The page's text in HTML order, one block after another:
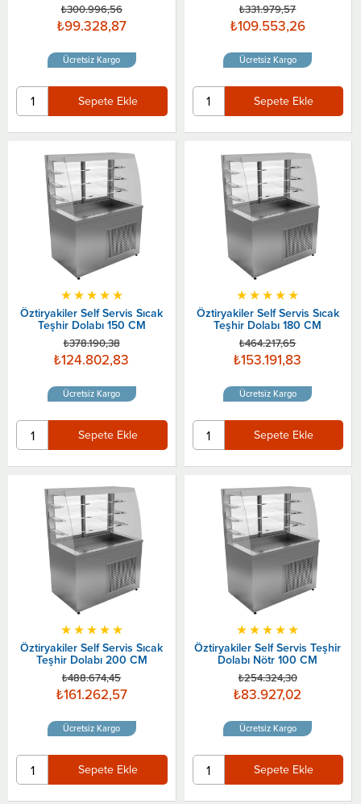
₺99.328,87
₺300.996,56
Sepete Ekle
Ücretsiz Kargo
₺109.553,26
₺331.979,57
Sepete Ekle
Ücretsiz Kargo
Öztiryakiler Self Servis Sıcak
Teşhir Dolabı 150 CM
★★★★★
₺124.802,83
₺378.190,38
Sepete Ekle
Ücretsiz Kargo
Öztiryakiler Self Servis Sıcak
Teşhir Dolabı 180 CM
★★★★★
₺153.191,83
₺464.217,65
Sepete Ekle
Ücretsiz Kargo
Öztiryakiler Self Servis Sıcak
Teşhir Dolabı 200 CM
★★★★★
₺161.262,57
₺488.674,45
Sepete Ekle
Ücretsiz Kargo
Öztiryakiler Self Servis Teşhir
Dolabı Nötr 100 CM
★★★★★
₺83.927,02
₺254.324,30
Sepete Ekle
Ücretsiz Kargo